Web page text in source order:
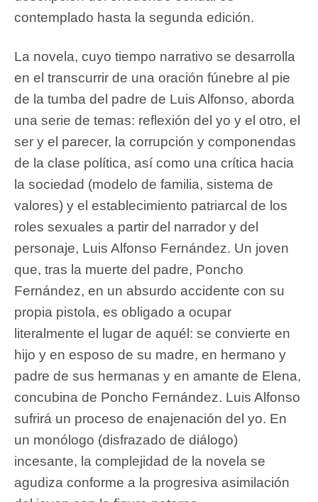
contemplado hasta la segunda edición.
La novela, cuyo tiempo narrativo se desarrolla
en el transcurrir de una oración fúnebre al pie
de la tumba del padre de Luis Alfonso, aborda
una serie de temas: reflexión del yo y el otro, el
ser y el parecer, la corrupción y componendas
de la clase política, así como una crítica hacia
la sociedad (modelo de familia, sistema de
valores) y el establecimiento patriarcal de los
roles sexuales a partir del narrador y del
personaje, Luis Alfonso Fernández. Un joven
que, tras la muerte del padre, Poncho
Fernández, en un absurdo accidente con su
propia pistola, es obligado a ocupar
literalmente el lugar de aquél: se convierte en
hijo y en esposo de su madre, en hermano y
padre de sus hermanas y en amante de Elena,
concubina de Poncho Fernández. Luis Alfonso
sufrirá un proceso de enajenación del yo. En
un monólogo (disfrazado de diálogo)
incesante, la complejidad de la novela se
agudiza conforme a la progresiva asimilación